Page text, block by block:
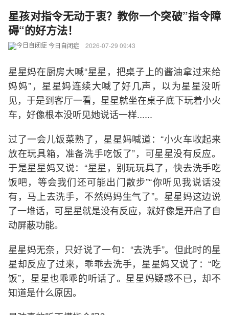
星孩对指令无动于衷？教你一个突破”指令障
碍“的好方法！
今日自闭症 2026-07-29 09:43
星星妈在厨房大喊“星星，把桌子上的酱油拿过来给
妈妈”，星星妈连续大喊了好几声，以为星星没听
见，于是到客厅一看，星星就坐在桌子底下玩着小火
车，好像根本没听见她说话一样......
过了一会儿饭菜熟了，星星妈喊道：“小火车收起来
放在玩具箱，准备洗手吃饭了”，可星星没有反应。
于是星星妈又说：“星星，别玩玩具了，快去洗手吃
饭吧，等会我们还可能出门散步”“你听见我说话没
有，马上去洗手，不然妈妈生气了”。星星妈这边说
了一堆话，可星星就是没有反应，就好像是开启了自
动屏蔽功能。
星星妈无奈，只好说了一句：“去洗手”。但此时的星
星却反应了过来，乖乖去洗手，星星妈又说了：“吃
饭”，星星也乖乖的听话了。星星妈疑惑不已，却不
知道是什么原因。